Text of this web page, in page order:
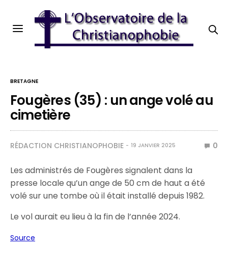
BRETAGNE
Fougères (35) : un ange volé au
cimetière
RÉDACTION CHRISTIANOPHOBIE 19 JANVIER 2025 0
Les administrés de Fougères signalent dans la
presse locale qu’un ange de 50 cm de haut a été
volé sur une tombe où il était installé depuis 1982.
Le vol aurait eu lieu à la fin de l’année 2024.
Source